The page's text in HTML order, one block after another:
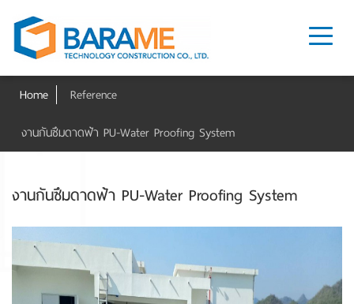
Home
Reference
งานกันซึมดาดฟ้า PU-Water Proofing System
งานกันซึมดาดฟ้า PU-Water Proofing System